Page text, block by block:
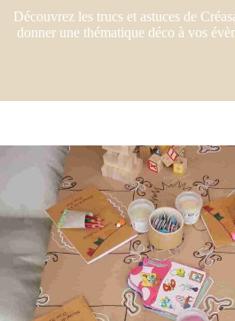
Découvrez les trucs et astuces de
donner une thématique déco à vos